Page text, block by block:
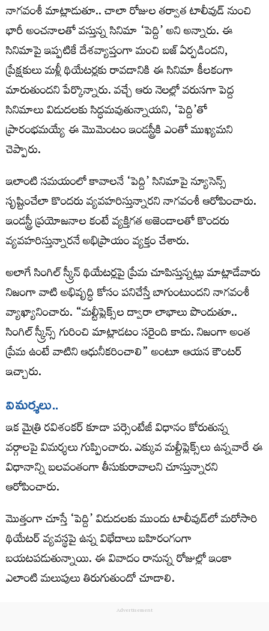
నాగవంశీ మాట్లాడుతూ.. చాలా రోజుల తర్వాత టాలీవుడ్ నుంచి
భారీ అంచనాలతో వస్తున్న సినిమా ‘పెద్ది’ అని అన్నారు. ఈ
సినిమాపై ఇప్పటికే దేశవ్యాప్తంగా మంచి బజ్ ఏర్పడిందని,
ప్రేక్షకులు మళ్లీ థియేటర్లకు రావడానికి ఈ సినిమా కీలకంగా
మారుతుందని పేర్కొన్నారు. వచ్చే ఆరు నెలల్లో వరుసగా పెద్ద
సినిమాలు విడుదలకు సిద్ధమవుతున్నాయని, ‘పెద్ది’తో
ప్రారంభమయ్యే ఈ మొమెంటం ఇండస్ట్రీకి ఎంతో ముఖ్యమని
చెప్పారు.
ఇలాంటి సమయంలో కావాలనే ‘పెద్ది’ సినిమాపై న్యూసెన్స్
సృష్టించేలా కొందరు వ్యవహరిస్తున్నారని నాగవంశీ ఆరోపించారు.
ఇండస్ట్రీ ప్రయోజనాల కంటే వ్యక్తిగత అజెండాలతో కొందరు
వ్యవహరిస్తున్నారనే అభిప్రాయం వ్యక్తం చేశారు.
అలాగే సింగిల్ స్క్రీన్ థియేటర్లపై ప్రేమ చూపిస్తున్నట్లు మాట్లాడేవారు
నిజంగా వాటి అభివృద్ధి కోసం పనిచేస్తే బాగుంటుందని నాగవంశీ
వ్యాఖ్యానించారు. “మల్టీప్లెక్స్‌ల ద్వారా లాభాలు పొందుతూ..
సింగిల్ స్క్రీన్స్ గురించి మాట్లాడటం సరైంది కాదు. నిజంగా అంత
ప్రేమ ఉంటే వాటిని ఆధునీకరించాలి” అంటూ ఆయన కౌంటర్
ఇచ్చారు.
విమ‌ర్శ‌లు..
ఇక మైత్రి రవిశంకర్ కూడా పర్సెంటేజీ విధానం కోరుతున్న
వర్గాలపై విమర్శలు గుప్పించారు. ఎక్కువ మల్టీప్లెక్స్‌లు ఉన్నవారే ఈ
విధానాన్ని బలవంతంగా తీసుకురావాలని చూస్తున్నారని
ఆరోపించారు.
మొత్తంగా చూస్తే ‘పెద్ది’ విడుదలకు ముందు టాలీవుడ్‌లో మరోసారి
థియేటర్ వ్యవస్థపై ఉన్న విభేదాలు బహిరంగంగా
బయటపడుతున్నాయి. ఈ వివాదం రానున్న రోజుల్లో ఇంకా
ఎలాంటి మలుపులు తిరుగుతుందో చూడాలి.